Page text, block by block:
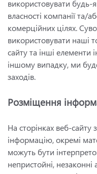
використовувати будь-
власності компанії та/
комерційних цілях.
використовувати наші
сайту та інші елементи
іншому випадку, ми
заходів.
Розміщення
На сторінках веб-сайту
інформацію, окремі
можуть бути
непристойні,